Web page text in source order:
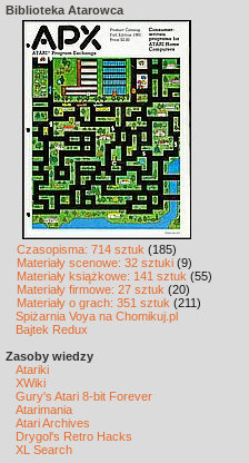
Biblioteka Atarowca
Czasopisma: 714 sztuk (185)
Materiały scenowe: 32 sztuki (9)
Materiały książkowe: 141 sztuk (55)
Materiały firmowe: 27 sztuk (20)
Materiały o grach: 351 sztuk (211)
Spiżarnia Voya na Chomikuj.pl
Bajtek Redux
Zasoby wiedzy
Atariki
XWiki
Gury's Atari 8-bit Forever
Atarimania
Atari Archives
Drygol's Retro Hacks
XL Search